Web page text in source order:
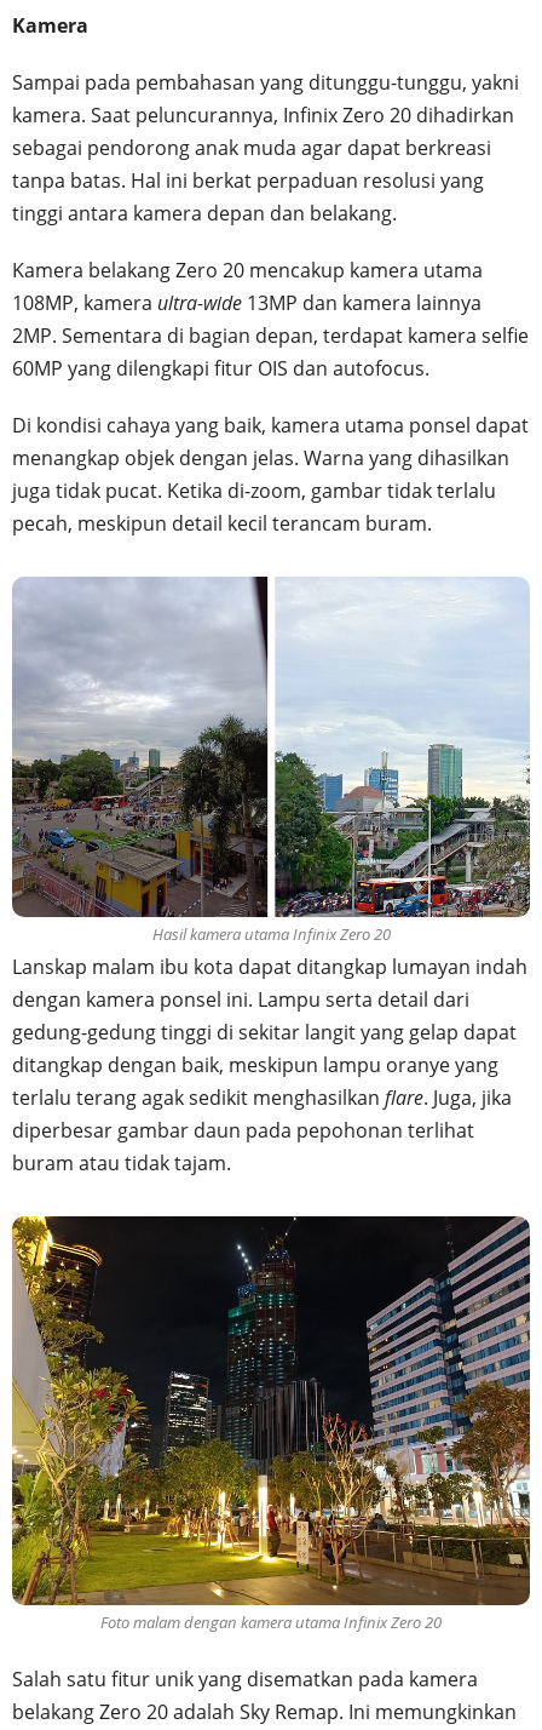
Kamera
Sampai pada pembahasan yang ditunggu-tunggu, yakni
kamera. Saat peluncurannya, Infinix Zero 20 dihadirkan
sebagai pendorong anak muda agar dapat berkreasi
tanpa batas. Hal ini berkat perpaduan resolusi yang
tinggi antara kamera depan dan belakang.
Kamera belakang Zero 20 mencakup kamera utama
108MP, kamera ultra-wide 13MP dan kamera lainnya
2MP. Sementara di bagian depan, terdapat kamera selfie
60MP yang dilengkapi fitur OIS dan autofocus.
Di kondisi cahaya yang baik, kamera utama ponsel dapat
menangkap objek dengan jelas. Warna yang dihasilkan
juga tidak pucat. Ketika di-zoom, gambar tidak terlalu
pecah, meskipun detail kecil terancam buram.
Hasil kamera utama Infinix Zero 20
Lanskap malam ibu kota dapat ditangkap lumayan indah
dengan kamera ponsel ini. Lampu serta detail dari
gedung-gedung tinggi di sekitar langit yang gelap dapat
ditangkap dengan baik, meskipun lampu oranye yang
terlalu terang agak sedikit menghasilkan flare. Juga, jika
diperbesar gambar daun pada pepohonan terlihat
buram atau tidak tajam.
Foto malam dengan kamera utama Infinix Zero 20
Salah satu fitur unik yang disematkan pada kamera
belakang Zero 20 adalah Sky Remap. Ini memungkinkan